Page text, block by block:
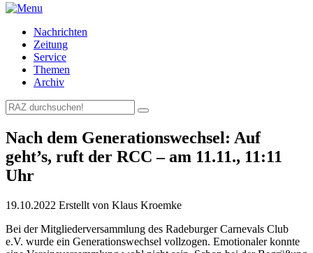
Nachrichten
Zeitung
Service
Themen
Archiv
Nach dem Generationswechsel: Auf
geht’s, ruft der RCC – am 11.11., 11:11
Uhr
19.10.2022 Erstellt von Klaus Kroemke
Bei der Mitgliederversammlung des Radeburger Carnevals Club
e.V. wurde ein Generationswechsel vollzogen. Emotionaler konnte